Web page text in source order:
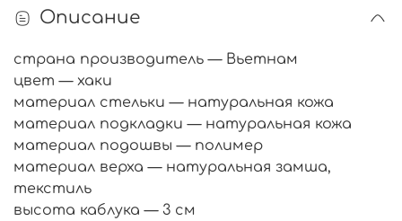
Описание
страна производитель — Вьетнам
цвет — хаки
материал стельки — натуральная кожа
материал подкладки — натуральная кожа
материал подошвы — полимер
материал верха — натуральная замша,
текстиль
высота каблука — 3 см